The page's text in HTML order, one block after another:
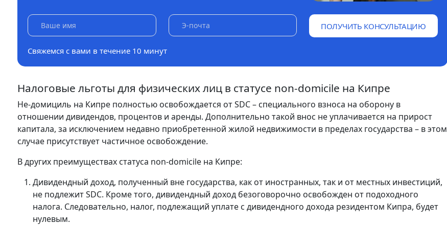
ПОЛУЧИТЬ КОНСУЛЬТАЦИЮ
Свяжемся с вами в течение 10 минут
Налоговые льготы для физических лиц в статусе non-domicile на Кипре
Не-домициль на Кипре полностью освобождается от SDC – специального взноса на оборону в
отношении дивидендов, процентов и аренды. Дополнительно такой внос не уплачивается на прирост
капитала, за исключением недавно приобретенной жилой недвижимости в пределах государства – в этом
случае присутствует частичное освобождение.
В других преимуществах статуса non-domicile на Кипре:
Дивидендный доход, полученный вне государства, как от иностранных, так и от местных инвестиций,
не подлежит SDC. Кроме того, дивидендный доход безоговорочно освобожден от подоходного
налога. Следовательно, налог, подлежащий уплате с дивидендного дохода резидентом Кипра, будет
нулевым.